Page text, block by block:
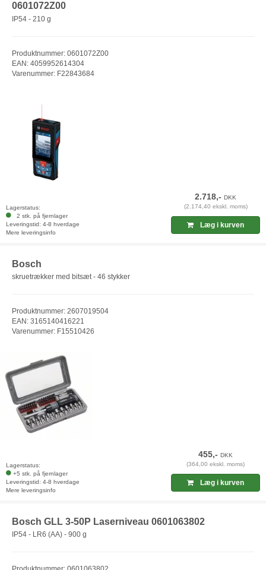
0601072Z00
IP54 - 210 g
Produktnummer: 0601072Z00
EAN: 4059952614304
Varenummer: F22843684
Lagerstatus:
2 stk. på fjernlager
Leveringstid: 4-8 hverdage
Mere leveringsinfo
2.718,-DKK
(2.174,40 ekskl. moms)
Læg i kurven
Bosch
skruetrækker med bitsæt - 46 stykker
Produktnummer: 2607019504
EAN: 3165140416221
Varenummer: F15510426
Lagerstatus:
+5 stk. på fjernlager
Leveringstid: 4-8 hverdage
Mere leveringsinfo
455,-DKK
(364,00 ekskl. moms)
Læg i kurven
Bosch GLL 3-50P Laserniveau 0601063802
IP54 - LR6 (AA) - 900 g